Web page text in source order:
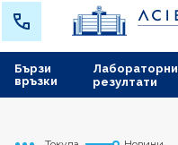
Лабораторни
резултати
Бързи
връзки